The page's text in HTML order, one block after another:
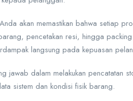
akan memastikan bahwa setiap
pencetakan resi, hingga
langsung pada kepuasan
jawab dalam melakukan pencatatan
sistem dan kondisi fisik barang.